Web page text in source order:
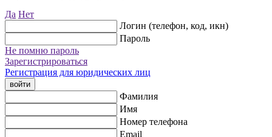
Да Нет
Логин (телефон, код, икн)
Пароль
Не помню пароль
Зарегистрироваться
Регистрация для юридических лиц
войти
Фамилия
Имя
Номер телефона
Email